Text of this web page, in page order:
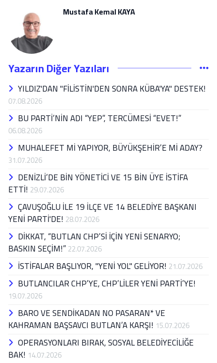
Mustafa Kemal KAYA
Yazarın Diğer Yazıları
YILDIZ'DAN "FİLİSTİN'DEN SONRA KÜBA'YA" DESTEK!
07.08.2026
BU PARTİ’NİN ADI “YEP”, TERCÜMESİ “EVET!”
06.08.2026
MUHALEFET Mİ YAPIYOR, BÜYÜKŞEHİR’E Mİ ADAY?
31.07.2026
DENİZLİ’DE BİN YÖNETİCİ VE 15 BİN ÜYE İSTİFA
ETTİ! 29.07.2026
ÇAVUŞOĞLU İLE 19 İLÇE VE 14 BELEDİYE BAŞKANI
YENİ PARTİ'DE! 28.07.2026
DİKKAT, “BUTLAN CHP’Sİ İÇİN YENİ SENARYO;
BASKIN SEÇİM!”22.07.2026
İSTİFALAR BAŞLIYOR, "YENİ YOL" GELİYOR! 21.07.2026
BUTLANCILAR CHP’YE, CHP’LİLER YENİ PARTİ’YE!
19.07.2026
BARO VE SENDİKADAN NO PASARAN* VE
KAHRAMAN BAŞSAVCI BUTLAN’A KARŞI! 15.07.2026
OPERASYONLARI BIRAK, SOSYAL BELEDİYECİLİĞE
BAK! 14.07.2026